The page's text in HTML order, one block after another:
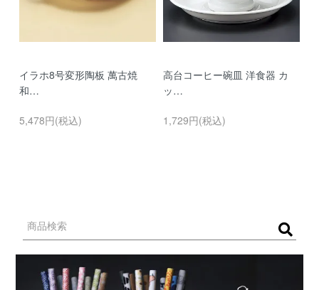
イラホ8号変形陶板 萬古焼
和…
5,478円(税込)
高台コーヒー碗皿 洋食器 カ
ッ…
1,729円(税込)